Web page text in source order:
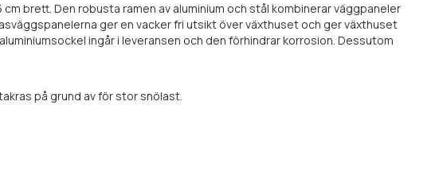
brett. Den robusta ramen av aluminium och stål kombinerar väggpaneler
ger en vacker fri utsikt över växthuset och ger växthuset
ingår i leveransen och den förhindrar korrosion. Dessutom
på grund av för stor snölast.